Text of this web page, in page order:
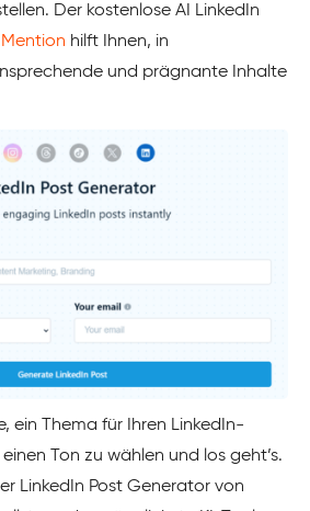
Der kostenlose AI LinkedIn
Mention hilft Ihnen, in
und prägnante Inhalte
ein Thema für Ihren LinkedIn-
Ton zu wählen und los geht’s.
LinkedIn Post Generator von